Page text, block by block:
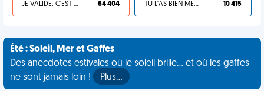
JE VALIDE, C'EST UNE VDM 64 404 TU L'AS BIEN MÉRITÉ 10 415
Été : Soleil, Mer et Gaffes
Des anecdotes estivales où le soleil brille... et où les gaffes
ne sont jamais loin !
Plus…